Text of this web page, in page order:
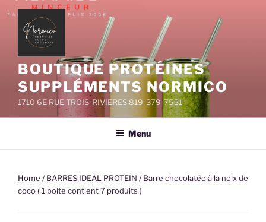
Aller
contenu
principal
BOUTIQUE PROTÉINES
SUPPLÉMENTS NORMICO
1710 6E RUE TROIS-RIVIERES 819-379-7531
Menu
Home /BARRES IDEAL PROTEIN / Barre chocolatée à la noix de
coco ( 1 boite contient 7 produits )